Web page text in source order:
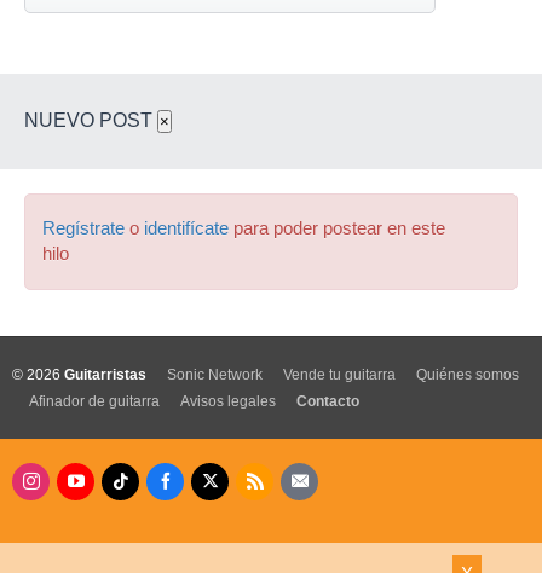
NUEVO POST ×
Regístrate o identifícate para poder postear en este
hilo
© 2026 Guitarristas Sonic Network Vende tu guitarra
Quiénes somos
Afinador de guitarra
Avisos legales Contacto